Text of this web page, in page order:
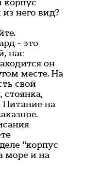
корпус
него вид?
- это
нас
он
месте. На
свой
Питание на
"корпус
море и на